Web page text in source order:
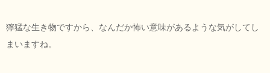
獰猛な生き物ですから、なんだか怖い意味があるような気がしてし
まいますね。